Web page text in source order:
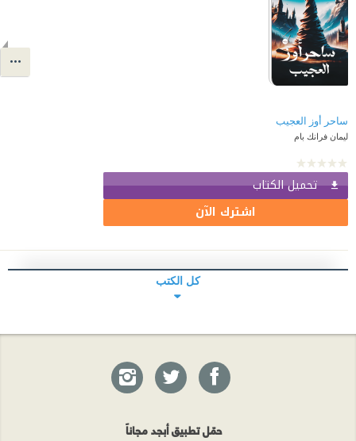
ساحر أوز العجيب
ليمان فرانك بام
تحميل الكتاب
اشترك الآن
كل الكتب
حمّل تطبيق أبجد مجاناً